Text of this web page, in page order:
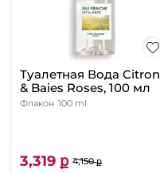
Туалетная Вода Citron
& Baies Roses, 100 мл
Флакон 100 ml
3,319 ք 4,150 ք